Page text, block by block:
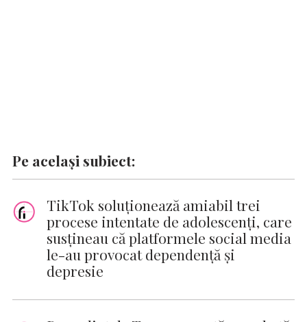
Pe același subiect:
TikTok soluționează amiabil trei
procese intentate de adolescenți, care
susțineau că platformele social media
le-au provocat dependență și
depresie